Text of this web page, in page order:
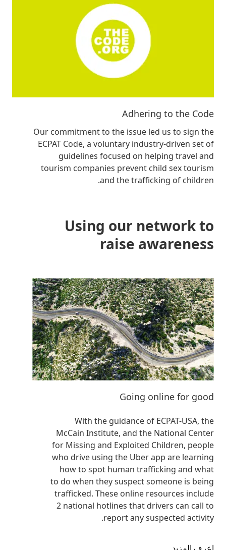
Adhering to the Code
Our commitment to the issue led us to sign the
ECPAT Code, a voluntary industry-driven set of
guidelines focused on helping travel and
tourism companies prevent child sex tourism
and the trafficking of children.
Using our network to
raise awareness
Going online for good
With the guidance of ECPAT-USA, the
McCain Institute, and the National Center
for Missing and Exploited Children, people
who drive using the Uber app are learning
how to spot human trafficking and what
to do when they suspect someone is being
trafficked. These online resources include
2 national hotlines that drivers can call to
report any suspected activity.
اعرف المزيد